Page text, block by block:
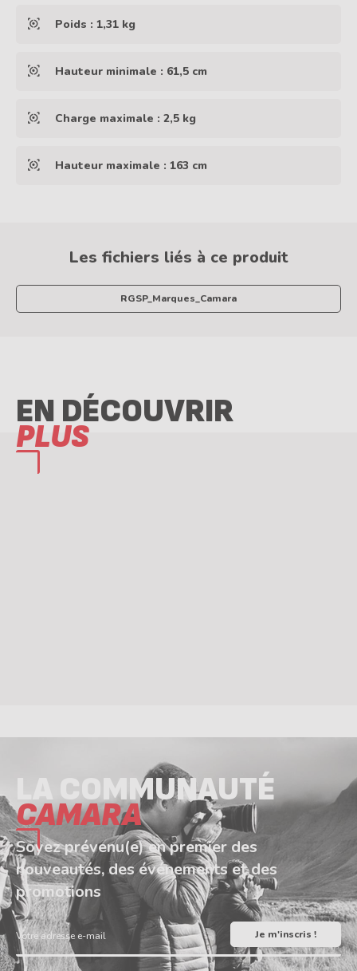
Poids : 1,31 kg
Hauteur minimale : 61,5 cm
Charge maximale : 2,5 kg
Hauteur maximale : 163 cm
Les fichiers liés à ce produit
RGSP_Marques_Camara
EN DÉCOUVRIR
PLUS
LA COMMUNAUTÉ
CAMARA
Soyez prévenu(e) en premier des
nouveautés, des événements et des
promotions
Votre adresse e-mail